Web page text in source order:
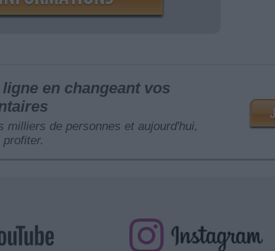
en changeant vos
milliers de personnes et aujourd'hui,